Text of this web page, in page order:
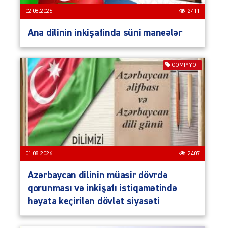
02.08.2026 2411
Ana dilinin inkişafinda süni maneələr
CƏMIYYƏT
01.08.2026 2407
Azərbaycan dilinin müasir dövrdə
qorunması və inkişafı istiqamətində
həyata keçirilən dövlət siyasəti